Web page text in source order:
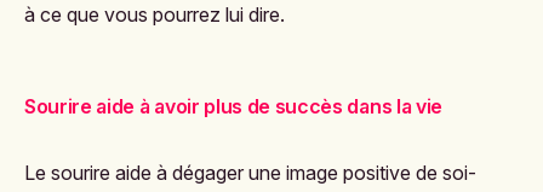
à ce que vous pourrez lui dire.
Sourire aide à avoir plus de succès dans la vie
Le sourire aide à dégager une image positive de soi-